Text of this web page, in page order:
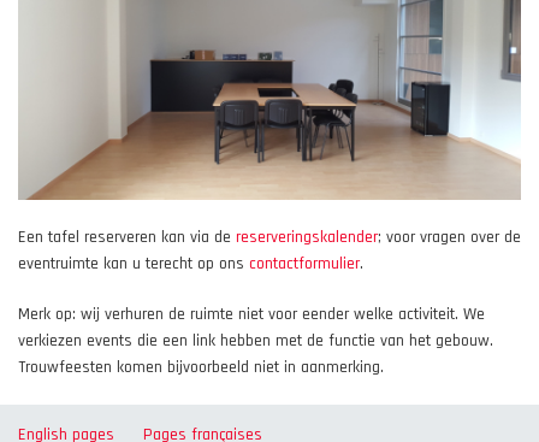
Een tafel reserveren kan via de reserveringskalender; voor vragen over de
eventruimte kan u terecht op ons contactformulier.
Merk op: wij verhuren de ruimte niet voor eender welke activiteit. We
verkiezen events die een link hebben met de functie van het gebouw.
Trouwfeesten komen bijvoorbeeld niet in aanmerking.
English pages Pages françaises